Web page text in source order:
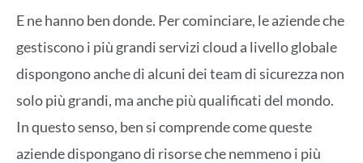
E ne hanno ben donde. Per cominciare, le aziende che
gestiscono i più grandi servizi cloud a livello globale
dispongono anche di alcuni dei team di sicurezza non
solo più grandi, ma anche più qualificati del mondo.
In questo senso, ben si comprende come queste
aziende dispongano di risorse che nemmeno i più